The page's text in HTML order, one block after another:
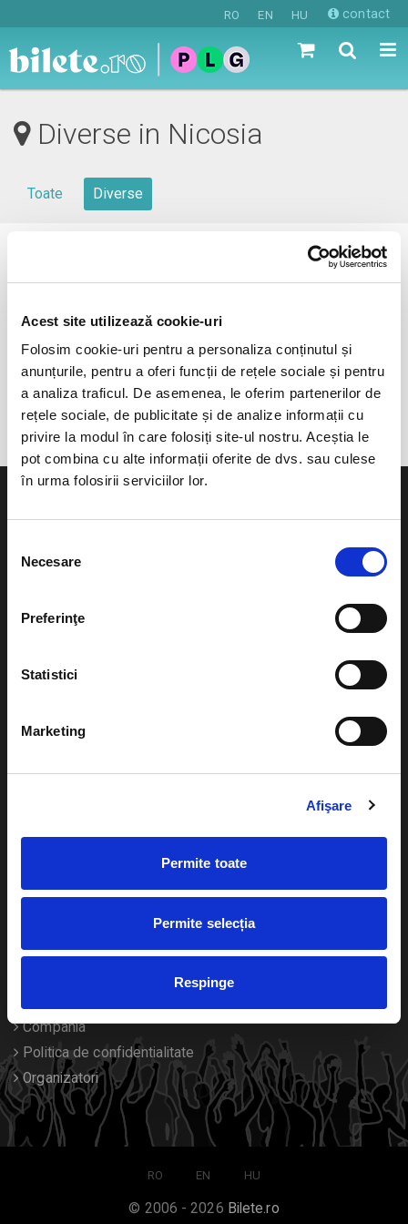
Acest site utilizează cookie-uri
Folosim cookie-uri pentru a personaliza conținutul și
anunțurile, pentru a oferi funcții de rețele sociale și pentru
a analiza traficul. De asemenea, le oferim partenerilor de
rețele sociale, de publicitate și de analize informații cu
privire la modul în care folosiți site-ul nostru. Aceștia le
pot combina cu alte informații oferite de dvs. sau culese
în urma folosirii serviciilor lor.
consimțământului
Necesare
Preferinţe
Statistici
Marketing
Afişare
Permite toate
Permite selecția
Respinge
RO EN HU contact
Diverse in Nicosia
Toate Diverse
0 evenimente in viitorul apropiat
anunta-ma pe email cand apare urmatorul eveniment la
Nicosia
Evenimente
Teatru
festivaluri
Diverse
Despre noi
Contact
Compania
Politica de confidentialitate
Organizatori
RO EN HU
© 2006 - 2026 Bilete.ro